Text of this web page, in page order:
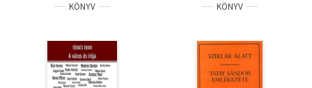
KÖNYV KÖNYV